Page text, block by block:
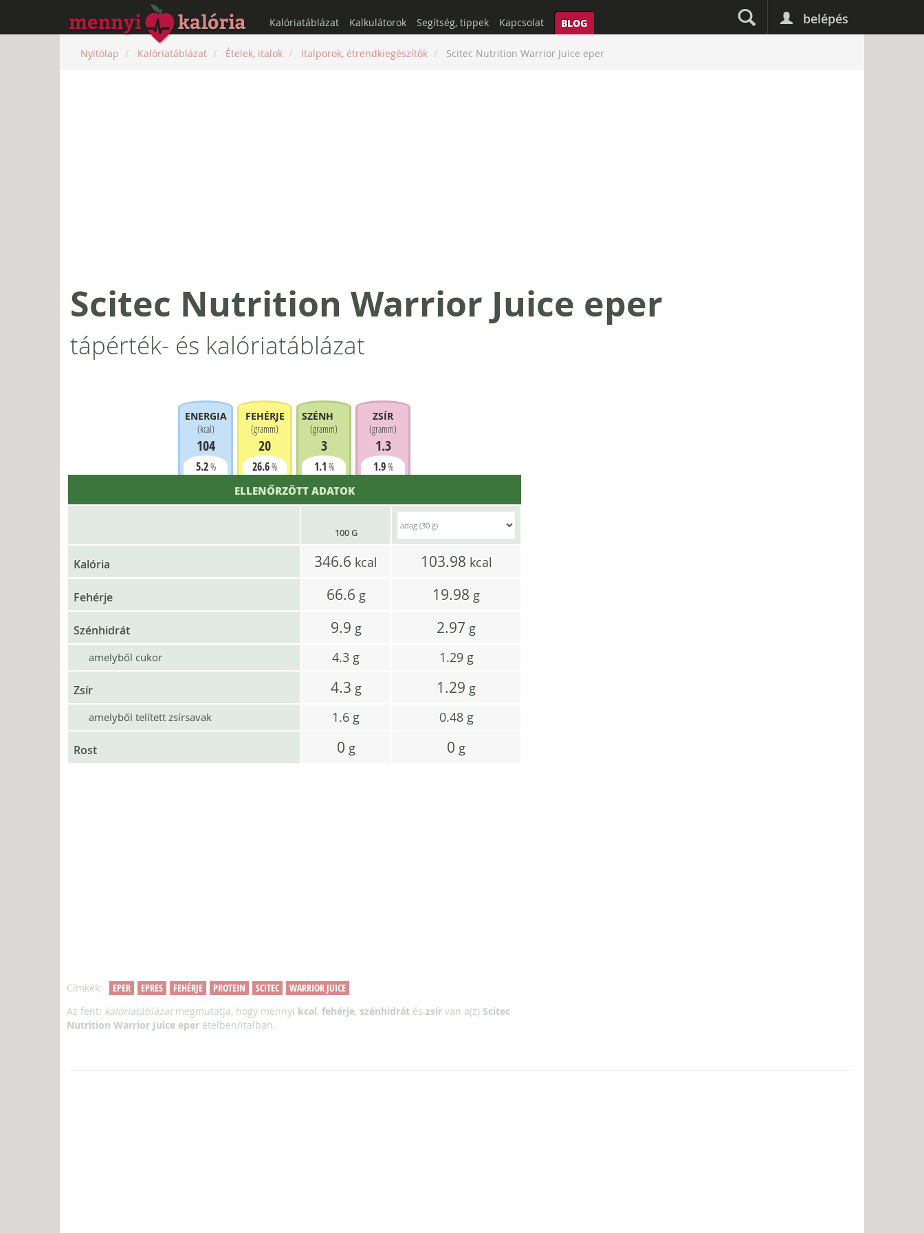
belépés
Kalóriatáblázat Kalkulátorok Segítség, tippek Kapcsolat BLOG
Nyitólap Kalóriatáblázat Ételek, italok Italporok, étrendkiegészítők Scitec Nutrition Warrior Juice eper
Scitec Nutrition Warrior Juice eper
tápérték- és kalóriatáblázat
ENERGIA
(kcal)
104
5.2%
FEHÉRJE
(gramm)
20
26.6%
SZÉNHIDRÁT
(gramm)
3
1.1 %
ZSÍR
(gramm)
1.3
1.9%
ELLENŐRZÖTT ADATOK
100 G
Kalória 346.6 kcal 103.98 kcal
Fehérje 66.6 g 19.98 g
Szénhidrát 9.9 g 2.97 g
amelyből cukor 4.3 g 1.29 g
Zsír 4.3 g 1.29 g
amelyből telített zsírsavak 1.6 g 0.48 g
Rost 0 g 0 g
Címkék: EPER EPRES FEHÉRJE PROTEIN SCITEC
WARRIOR JUICE
Az fenti kalóriatáblázatmegmutatja, hogy mennyi kcal, fehérje, szénhidrát és zsír van a(z) Scitec
Nutrition Warrior Juice eper ételben/italban.